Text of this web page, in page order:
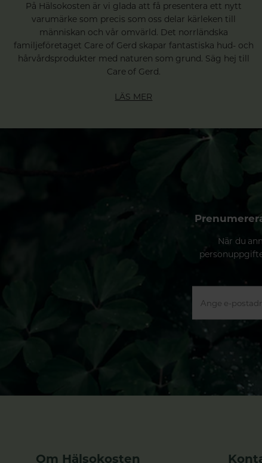
På Hälsokosten är vi glada att få presentera ett nytt
varumärke som precis som oss delar kärleken till
människan och vår omvärld. Det norrländska
familjeföretaget Care of Gerd skapar fantastiska hud- och
hårvårdsprodukter med naturen som grund. Säg hej till
Care of Gerd.
LÄS MER
När du
Om Hälsokosten